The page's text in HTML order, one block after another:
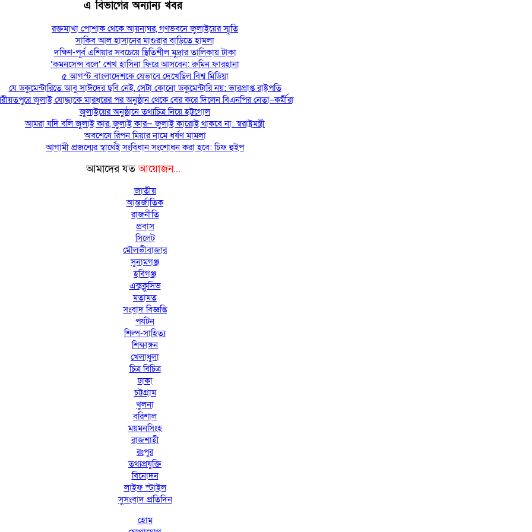
এ বিভাগের অন্যান্য খবর
রক্তমাখা পোশাক থেকে আয়নাঘর, গণভবনে জুলাইয়ের স্মৃতি
সাকিব আল হাসানের মাগুরার বাড়িতে হামলা
দক্ষিণ-পূর্ব এশিয়ার সবচেয়ে স্থিতিশীল মুদ্রার তালিকায় টাকা
‘কমনসেন্স বলে’ শেখ হাসিনা ফিরে আসবেন: রুমিন ফারহানা
৫ আগস্ট বাংলাদেশকে যেভাবে দেখেছিল বিশ্ব মিডিয়া
যে ডকুমেন্টারিতে আবু সাঈদের ছবি নেই, সেটা কোনো ডকুমেন্টারি নয়: ভারপ্রাপ্ত রাষ্ট্রপতি
জুলাই যোদ্ধাকে মারধরের পর অনুষ্ঠান থেকে বের করে দিলেন বিএনপির নেতা–কর্মীরা
জুলাইয়ের অনুষ্ঠানে তথ্যচিত্র নিয়ে হট্টগোল
আমরা যদি বলি জুলাই কার, জুলাই কার— জুলাই কারোই থাকবে না: স্বরাষ্ট্রমন্ত্রী
অবশেষে রিপন মিয়ার নামে ধর্ষণ মামলা
আগামী প্রজন্মের স্বার্থেই সংবিধান সংশোধন করা হবে: চিফ হুইপ
আমাদের যতআয়োজন...
জাতীয়
আন্তর্জাতিক
রাজনীতি
প্রবাস
সিলেট
মৌলভীবাজার
সুনামগঞ্জ
হবিগঞ্জ
এক্সক্লুসিভ
মতামত
সংবাদ বিজ্ঞপ্তি
পর্যটন
শিল্প-সাহিত্য
শিক্ষাঙ্গন
খেলাধুলা
চিত্র বিচিত্র
ঢাকা
চট্টগ্রাম
খুলনা
বরিশাল
ময়মনসিংহ
রাজশাহী
রংপুর
তথ্যপ্রযুক্তি
বিনোদন
লাইফ স্টাইল
সুসংবাদ প্রতিদিন
হোম